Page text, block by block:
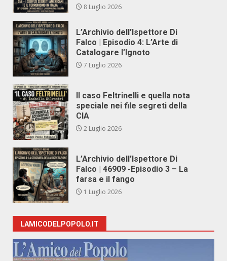
8 Luglio 2026
L’Archivio dell’Ispettore Di
Falco | Episodio 4: L’Arte di
Catalogare l’Ignoto
7 Luglio 2026
Il caso Feltrinelli e quella nota
speciale nei file segreti della
CIA
2 Luglio 2026
L’Archivio dell’Ispettore Di
Falco | 46909 -Episodio 3 – La
farsa e il fango
1 Luglio 2026
LAMICODELPOPOLO.IT